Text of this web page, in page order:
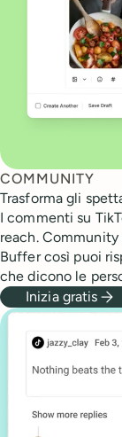
COMMUNITY
Trasforma gli
I commenti su
reach.
Buffer così puoi
che dicono le
Inizia gratis